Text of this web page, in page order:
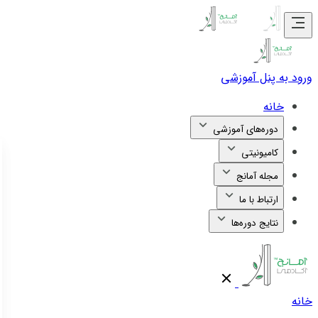
ورود به پنل آموزشی
خانه
دوره‌های آموزشی
کامیونیتی
مجله آمانج
ارتباط با ما
نتایج دوره‌ها
خانه